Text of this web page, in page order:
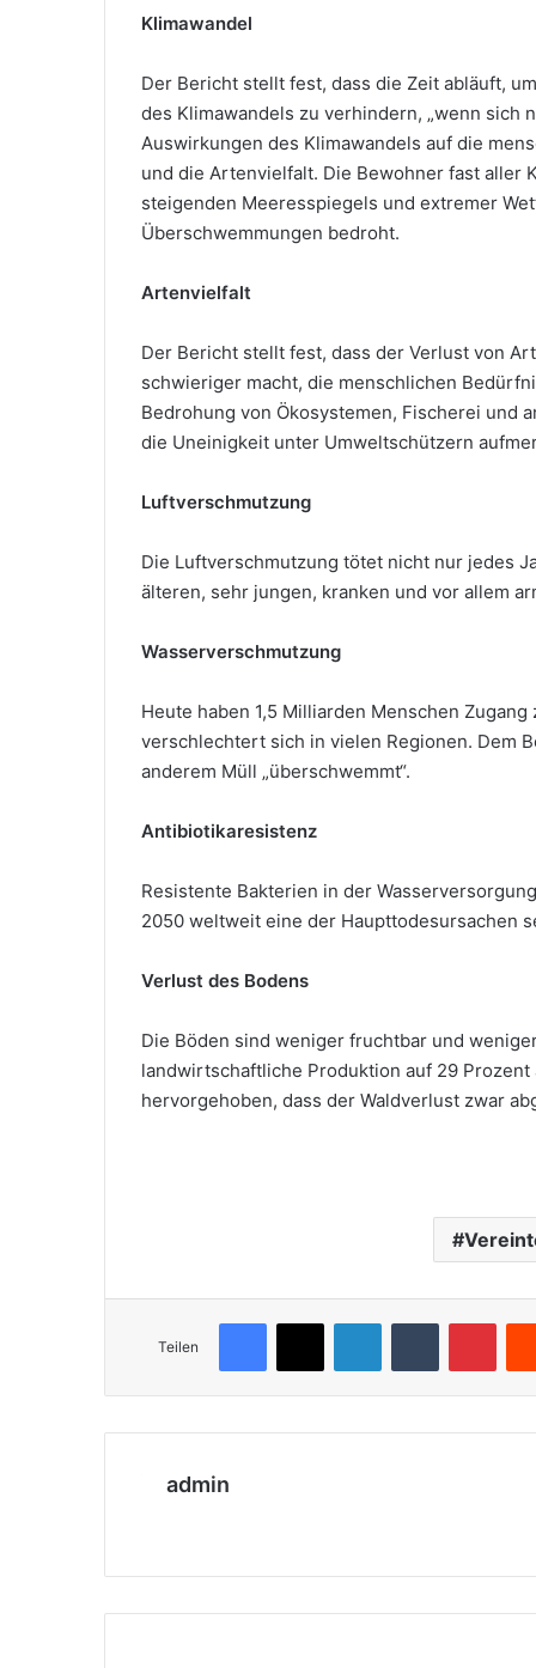
Klimawandel
Der Bericht stellt fest, dass die Zeit abläuft,
des Klimawandels zu verhindern, „wenn sich
Auswirkungen des Klimawandels auf die
und die Artenvielfalt. Die Bewohner fast aller
steigenden Meeresspiegels und extremer
Überschwemmungen bedroht.
Artenvielfalt
Der Bericht stellt fest, dass der Verlust von
schwieriger macht, die menschlichen
Bedrohung von Ökosystemen, Fischerei und
die Uneinigkeit unter Umweltschützern
Luftverschmutzung
Die Luftverschmutzung tötet nicht nur jedes
älteren, sehr jungen, kranken und vor allem
Wasserverschmutzung
Heute haben 1,5 Milliarden Menschen
verschlechtert sich in vielen Regionen. Dem
anderem Müll „überschwemmt“.
Antibiotikaresistenz
Resistente Bakterien in der
2050 weltweit eine der Haupttodesursachen
Verlust des Bodens
Die Böden sind weniger fruchtbar und
landwirtschaftliche Produktion auf 29
hervorgehoben, dass der Waldverlust zwar
Teilen
admin
eit
e